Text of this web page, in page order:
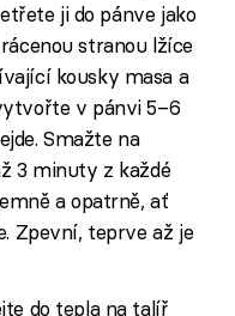
ji do pánve jako
stranou lžíce
kousky masa a
v pánvi 5–6
Smažte na
3 minuty z každé
a opatrně, ať
Zpevní, teprve až je
do tepla na talíř